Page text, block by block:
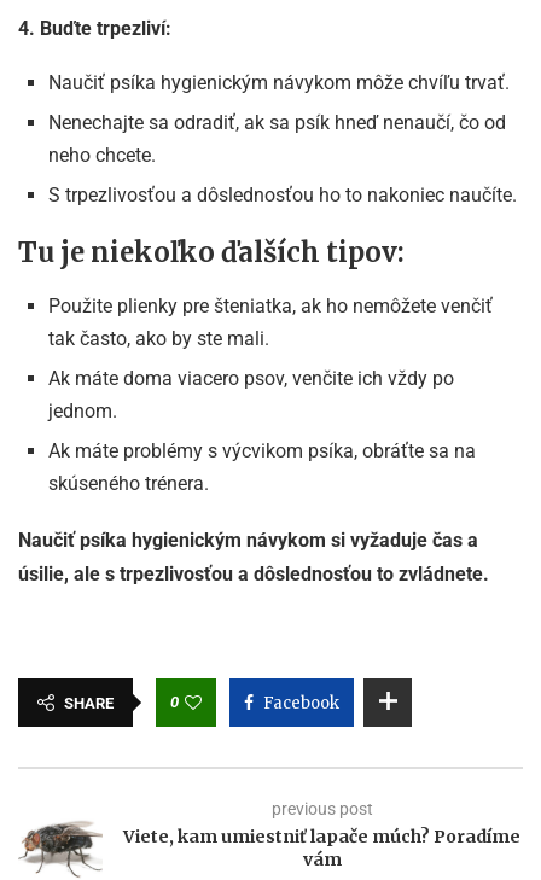
4. Buďte trpezliví:
Naučiť psíka hygienickým návykom môže chvíľu trvať.
Nenechajte sa odradiť, ak sa psík hneď nenaučí, čo od
neho chcete.
S trpezlivosťou a dôslednosťou ho to nakoniec naučíte.
Tu je niekoľko ďalších tipov:
Použite plienky pre šteniatka, ak ho nemôžete venčiť
tak často, ako by ste mali.
Ak máte doma viacero psov, venčite ich vždy po
jednom.
Ak máte problémy s výcvikom psíka, obráťte sa na
skúseného trénera.
Naučiť psíka hygienickým návykom si vyžaduje čas a
úsilie, ale s trpezlivosťou a dôslednosťou to zvládnete.
SHARE 0 Facebook
previous post
Viete, kam umiestniť lapače múch? Poradíme
vám